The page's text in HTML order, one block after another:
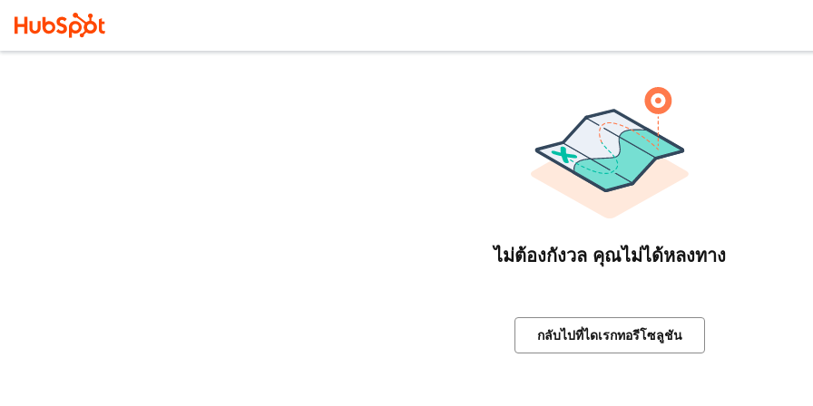
ไม่ต้องกังวล คุณไม่ได้หลงทาง
กลับไปที่ไดเรกทอรีโซลูชัน